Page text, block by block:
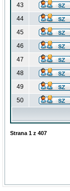
43
44
45
46
47
48
49
50
Strana 1 z 407